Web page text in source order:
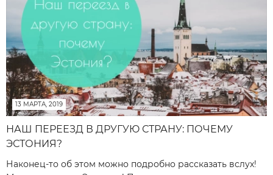
13 МАРТА, 2019
НАШ ПЕРЕЕЗД В ДРУГУЮ СТРАНУ: ПОЧЕМУ
ЭСТОНИЯ?
Наконец-то об этом можно подробно рассказать вслух!